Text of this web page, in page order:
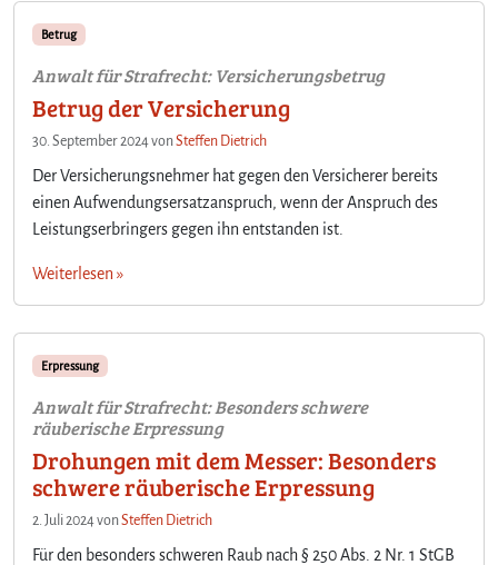
Betrug
Anwalt für Strafrecht: Versicherungsbetrug
Betrug der Versicherung
30. September 2024vonSteffen Dietrich
Der Versicherungsnehmer hat gegen den Versicherer bereits
einen Aufwendungsersatzanspruch, wenn der Anspruch des
Leistungserbringers gegen ihn entstanden ist.
Weiterlesen »
Erpressung
Anwalt für Strafrecht: Besonders schwere
räuberische Erpressung
Drohungen mit dem Messer: Besonders
schwere räuberische Erpressung
2. Juli 2024vonSteffen Dietrich
Für den besonders schweren Raub nach § 250 Abs. 2 Nr. 1 StGB